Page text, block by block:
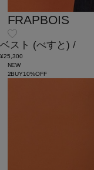
FRAPBOIS
ベスト (べすと) /
¥25,300
NEW
2BUY10%OFF